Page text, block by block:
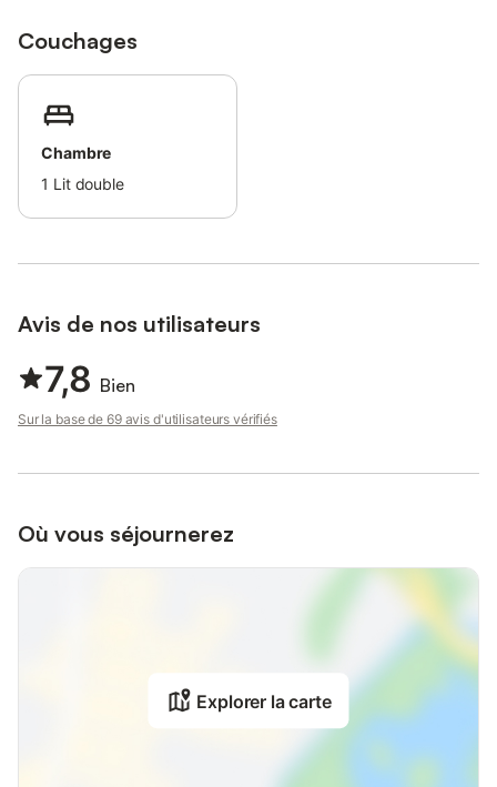
Couchages
Chambre
1 Lit double
Avis de nos utilisateurs
7,8 Bien
Sur la base de 69 avis d'utilisateurs vérifiés
Où vous séjournerez
Explorer la carte